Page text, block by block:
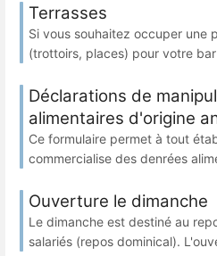
Terrasses
Si vous souhaitez occuper une
(trottoirs, places) pour votre
Déclarations de
alimentaires d'origine
Ce formulaire permet à tout
commercialise des denrées
Ouverture le dimanche
Le dimanche est destiné au
salariés (repos dominical).